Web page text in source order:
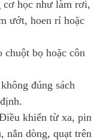
cơ học như làm rơi,
ướt, hoen rỉ hoặc
chuột bọ hoặc côn
đúng sách
khiển từ xa, pin
nắn dòng, quạt trên